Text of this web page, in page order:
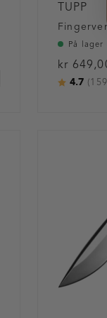
TUPP
På lager
kr
4.7